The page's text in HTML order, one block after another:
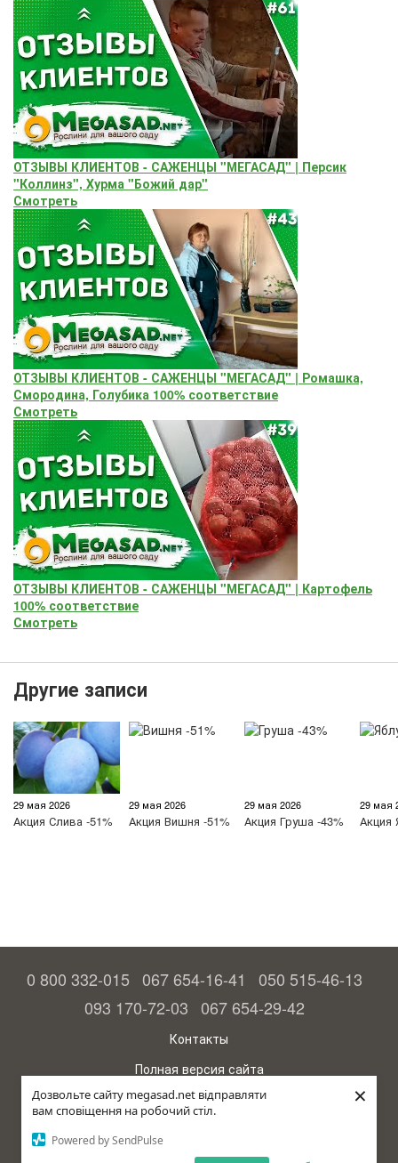
Дозвольте сайту megasad.net відправляти
вам сповіщення на робочий стіл.
Powered by SendPulse
×
ОТЗЫВЫ КЛИЕНТОВ - САЖЕНЦЫ "МЕГАСАД" | Персик
"Коллинз", Хурма "Божий дар"
Смотреть
ОТЗЫВЫ КЛИЕНТОВ - САЖЕНЦЫ "МЕГАСАД" | Ромашка,
Смородина, Голубика 100% соответствие
Смотреть
ОТЗЫВЫ КЛИЕНТОВ - САЖЕНЦЫ "МЕГАСАД" | Картофель
100% соответствие
Смотреть
Другие записи
29 мая 2026
Акция Слива -51%
29 мая 2026
Акция Вишня -51%
29 мая 2026
Акция Груша -43%
29 мая
Акция
0 800 332-015 067 654-16-41
050 515-46-13
093 170-72-03 067 654-29-42
Контакты
Полная версия сайта
© 2015—2026
Megasad - гарантия высокого урожая